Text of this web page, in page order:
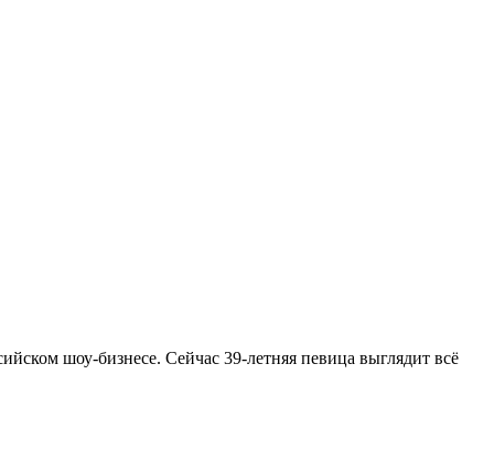
шоу-бизнесе. Сейчас 39-летняя певица выглядит всё